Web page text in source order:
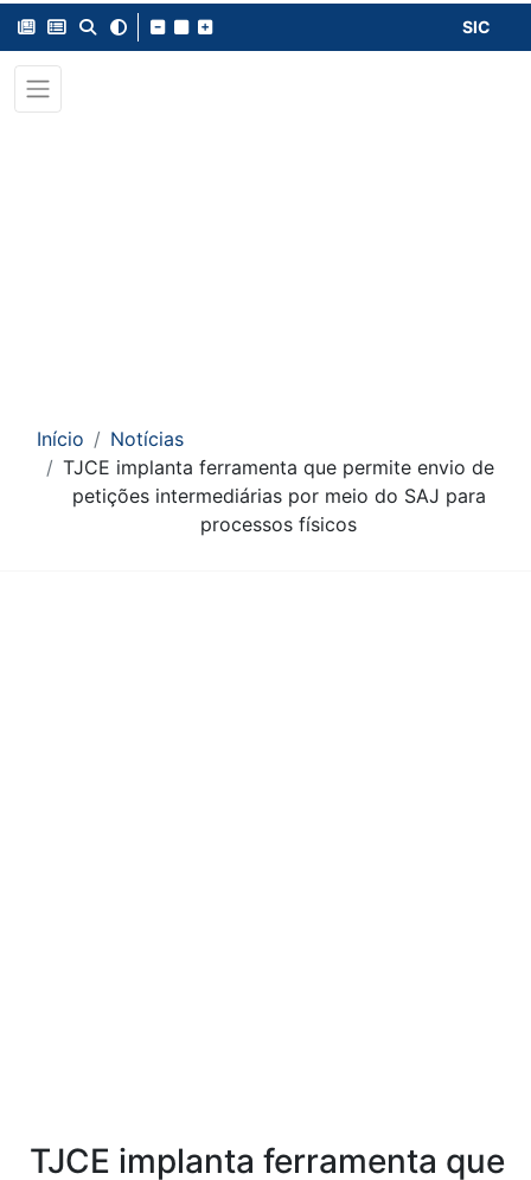
SIC
Início
Notícias
TJCE implanta ferramenta que permite envio de
petições intermediárias por meio do SAJ para
processos físicos
TJCE implanta ferramenta que